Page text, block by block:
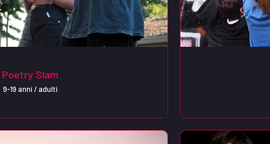
Poetry Slam
9-19 anni / adulti